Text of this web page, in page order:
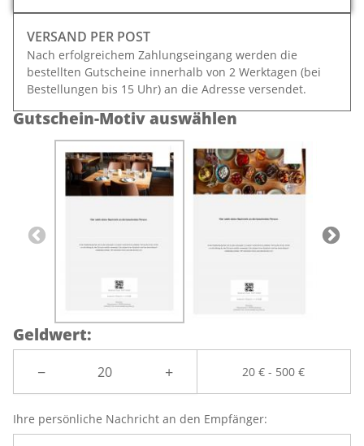
VERSAND PER POST
Nach erfolgreichem Zahlungseingang werden die
bestellten Gutscheine innerhalb von 2 Werktagen (bei
Bestellungen bis 15 Uhr) an die Adresse versendet.
Gutschein-Motiv auswählen
Geldwert:
− + 20 € - 500 €
Ihre persönliche Nachricht an den Empfänger: